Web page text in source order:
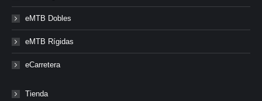
eMTB Dobles
eMTB Rígidas
eCarretera
Tienda